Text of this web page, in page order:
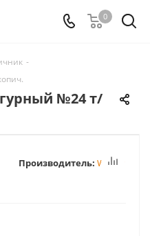
0
-
№24 т/
Производитель: Winter